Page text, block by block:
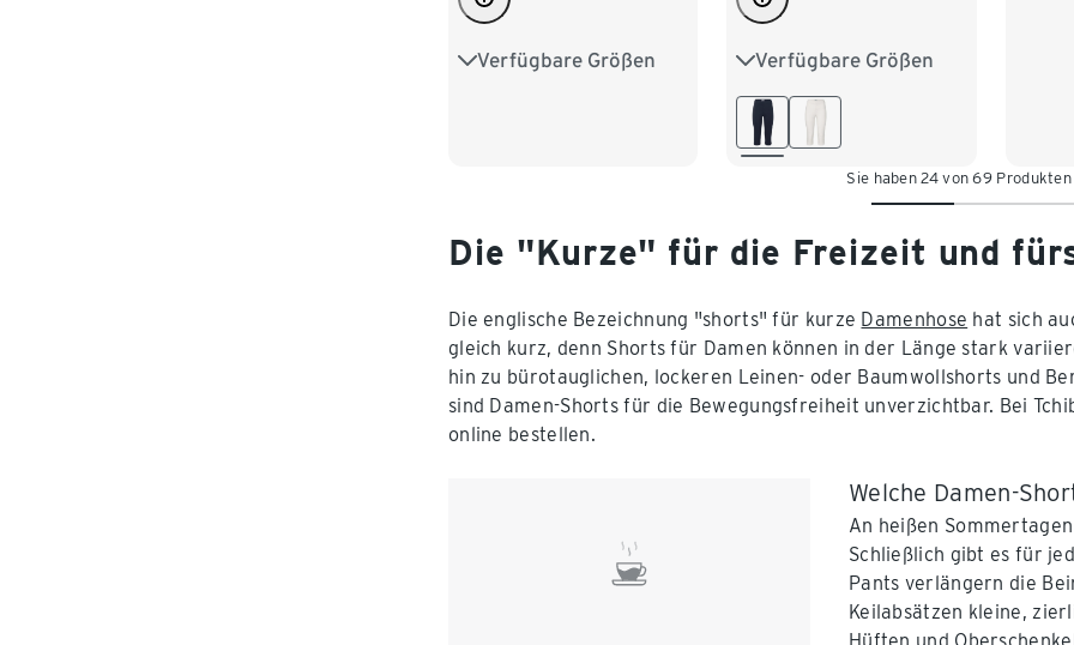
Verfügbare Größen
36 38 40 42 Verfügbare Größen
36 38 40 42
44 46
Sie haben 24 von 69 Produkten
Die "Kurze" für die Freizeit und
Die englische Bezeichnung "shorts" für kurze Damenhose hat sich
gleich kurz, denn Shorts für Damen können in der Länge stark
hin zu bürotauglichen, lockeren Leinen- oder Baumwollshorts und
sind Damen-Shorts für die Bewegungsfreiheit unverzichtbar. Bei
online bestellen.
Welche Damen-
An heißen
Schließlich gibt es für
Pants verlängern die
Keilabsätzen kleine,
Hüften und